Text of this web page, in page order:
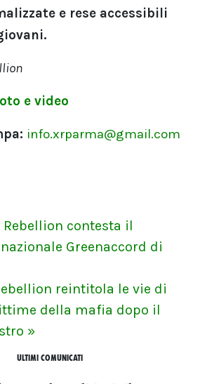
e rese accessibili
e video
info.xrparma@gmail.com
contesta il
Greenaccord di
reintitola le vie di
della mafia dopo il
»
ULTIMI COMUNICATI